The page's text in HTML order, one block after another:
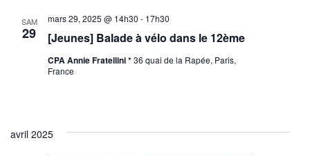
SAM
29 [Jeunes] Balade à vélo dans le 12ème
mars 29, 2025 @ 14h30 - 17h30
CPA Annie Fratellini *36 quai de la Rapée, Paris,
France
avril 2025